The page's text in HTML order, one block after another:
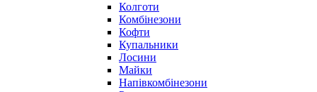
Колготи
Комбінезони
Кофти
Купальники
Лосини
Майки
Напівкомбінезони